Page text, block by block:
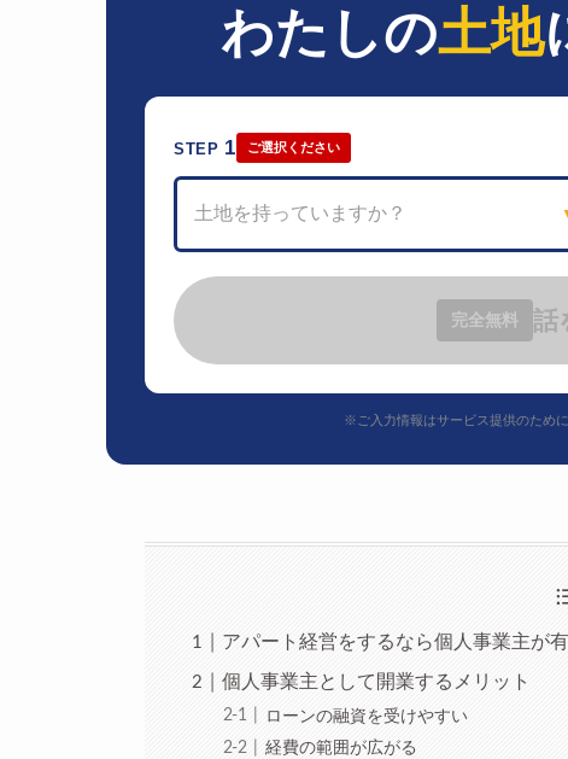
わたしの土地
STEP 1 ご選択ください
土地を持っていますか？
完全無料 話
※ご入力情報はサービス提供のため
アパート経営をするなら個人事業主が有
個人事業主として開業するメリット
ローンの融資を受けやすい
経費の範囲が広がる